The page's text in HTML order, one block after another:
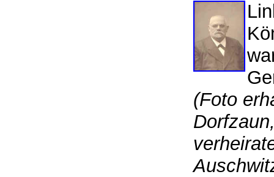
(Foto